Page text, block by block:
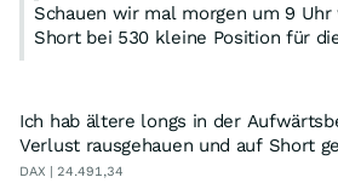
Schauen wir mal morgen um 9
Short bei 530 kleine Position für
Ich hab ältere longs in der
Verlust rausgehauen und auf Short
DAX | 24.491,34